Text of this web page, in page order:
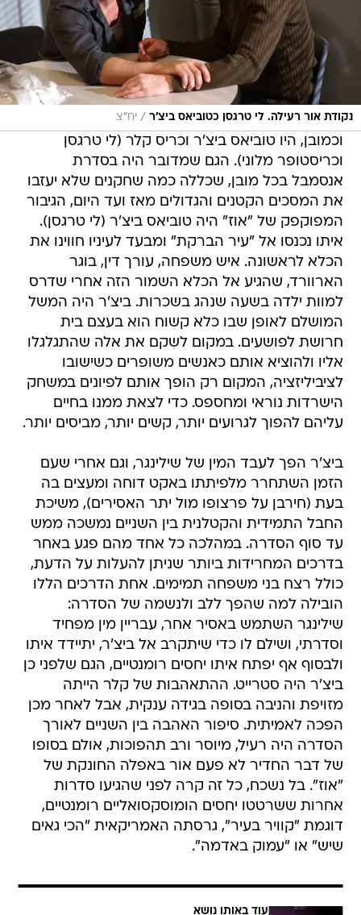
נקודת אור רעילה. לי טרגסן כטוביאס ביצ'ר / יח"צ
וכמובן, היו טוביאס ביצ'ר וכריס קלר (לי טרגסן
וכריסטופר מלוני). הגם שמדובר היה בסדרת
אנסמבל בכל מובן, שכללה כמה שחקנים שלא יעזבו
את המסכים הקטנים והגדולים מאז ועד היום, הגיבור
המפוקפק של "אוז" היה טוביאס ביצ'ר (לי טרגסן).
איתו נכנסו אל "עיר הברקת" ומבעד לעיניו חווינו את
הכלא לראשונה. איש משפחה, עורך דין, בוגר
הארוורד, שהגיע אל הכלא השמור הזה אחרי שדרס
למוות ילדה בשעה שנהג בשכרות. ביצ'ר היה המשל
המושלם לאופן שבו כלא קשוח הוא בעצם בית
חרושת לפושעים. במקום לשקם את אלה שהתגלגלו
אליו ולהוציא אותם כאנשים משופרים כשישובו
לציביליזציה, המקום רק הופך אותם לפיונים במשחק
הישרדות נוראי ומחספס. כדי לצאת ממנו בחיים
עליהם להפוך לגרועים יותר, קשים יותר, מביסים יותר.
ביצ'ר הפך לעבד המין של שילינגר, וגם אחרי שעם
הזמן השתחרר מלפיתתו באקט דוחה ומעצים בה
בעת (חירבן על פרצופו מול יתר האסירים), משיכת
החבל התמידית והקטלנית בין השניים נמשכה ממש
עד סוף הסדרה. במהלכה כל אחד מהם פגע באחר
בדרכים המחרידות ביותר שניתן להעלות על הדעת,
כולל רצח בני משפחה תמימים. אחת הדרכים הללו
הובילה למה שהפך ללב ולנשמה של הסדרה:
שילינגר השתמש באסיר אחר, עבריין מין מפחיד
וסדרתי, ושילם לו כדי שיתקרב אל ביצ'ר, יתיידד איתו
ולבסוף אף יפתח איתו יחסים רומנטיים, הגם שלפני כן
ביצ'ר היה סטרייט. ההתאהבות של קלר הייתה
מזויפת והניבה בסופה בגידה ענקית, אבל לאחר מכן
הפכה לאמיתית. סיפור האהבה בין השניים לאורך
הסדרה היה רעיל, מיוסר ורב תהפוכות, אולם בסופו
של דבר החדיר לא פעם אור באפלה החונקת של
"אוז". בל נשכח, כל זה קרה לפני שהגיעו סדרות
אחרות ששרטטו יחסים הומוסקסואליים רומנטיים,
דוגמת "קוויר בעיר", גרסתה האמריקאית "הכי גאים
שיש" או "עמוק באדמה".
עוד באותו נושא